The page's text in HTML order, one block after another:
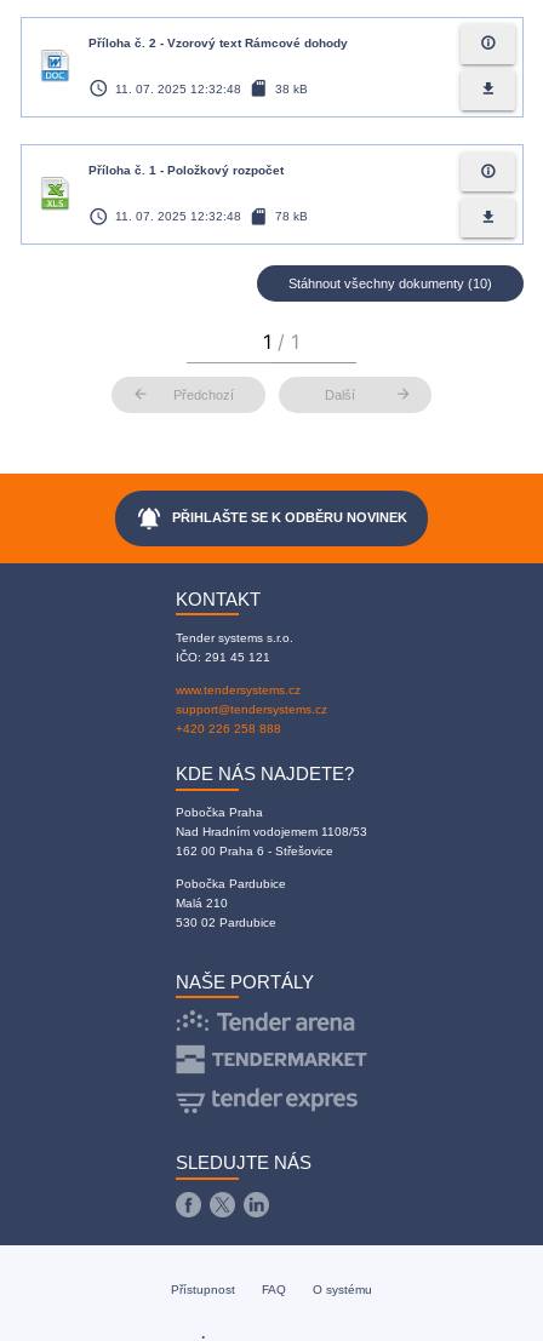
Příloha č. 2 - Vzorový text Rámcové dohody
access_time 11. 07. 2025 12:32:48 sd_card 38 kB
info_outline
file_download
Příloha č. 1 - Položkový rozpočet
access_time 11. 07. 2025 12:32:48 sd_card 78 kB
info_outline
file_download
Stáhnout všechny dokumenty (10)
arrow_back Předchozí Další arrow_forward
notifications_active PŘIHLAŠTE SE K ODBĚRU NOVINEK
KONTAKT
Tender systems s.r.o.
IČO: 291 45 121
www.tendersystems.cz
support@tendersystems.cz
+420 226 258 888
KDE NÁS NAJDETE?
Pobočka Praha
Nad Hradním vodojemem 1108/53
162 00 Praha 6 - Střešovice
Pobočka Pardubice
Malá 210
530 02 Pardubice
NAŠE PORTÁLY
SLEDUJTE NÁS
Přístupnost FAQ O systému